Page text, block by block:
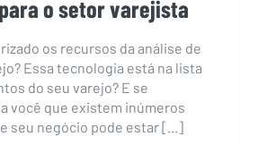
o setor varejista
os recursos da análise de
Essa tecnologia está na lista
do seu varejo? E se
você que existem inúmeros
seu negócio pode estar [...]